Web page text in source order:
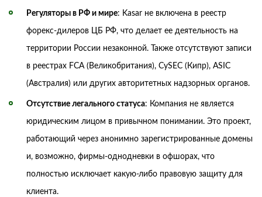
Регуляторы в РФ и мире: Kasar не включена в реестр
форекс-дилеров ЦБ РФ, что делает ее деятельность на
территории России незаконной. Также отсутствуют записи
в реестрах FCA (Великобритания), CySEC (Кипр), ASIC
(Австралия) или других авторитетных надзорных органов.
Отсутствие легального статуса: Компания не является
юридическим лицом в привычном понимании. Это проект,
работающий через анонимно зарегистрированные домены
и, возможно, фирмы-однодневки в офшорах, что
полностью исключает какую-либо правовую защиту для
клиента.